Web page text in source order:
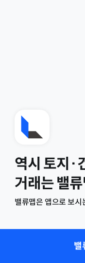
역시 토지·
거래는 밸
밸류맵은 앱으로 보
밸